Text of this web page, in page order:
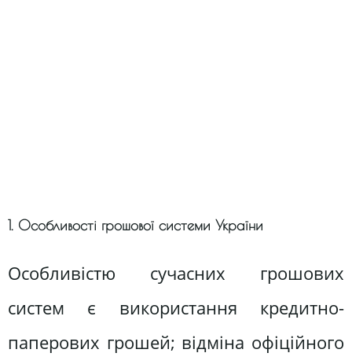
1. Особливості грошової системи України
Особливістю сучасних грошових
систем є використання кредитно-
паперових грошей; відміна офіційного